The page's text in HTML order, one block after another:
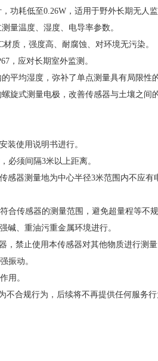
功耗低至0.26W，适用于野外长期无人监
量温度、湿度、电导率参数。
质，强度高、耐腐蚀、对环境无污染。
，应对长期室外监测。
平均湿度，弥补了单点测量具有局限性的
旋式测量电极，改善传感器与土壤之间
装使用说明书进行。
必须间隔3米以上距离。
感器测量地为中心半径3米范围内不应
合传感器的测量范围，避免超量程等不规
碱、重油污重金属环境进行。
，禁止使用本传感器对其他物质进行测量
振动。
用。
不合规行为，后续将不再提供任何服务行